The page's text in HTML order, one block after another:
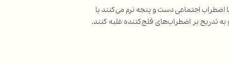
اضطراب اجتماعی دست و پنجه نرم می‌کنند یا
تدریج بر اضطراب‌های فلج‌کننده غلبه کنند.